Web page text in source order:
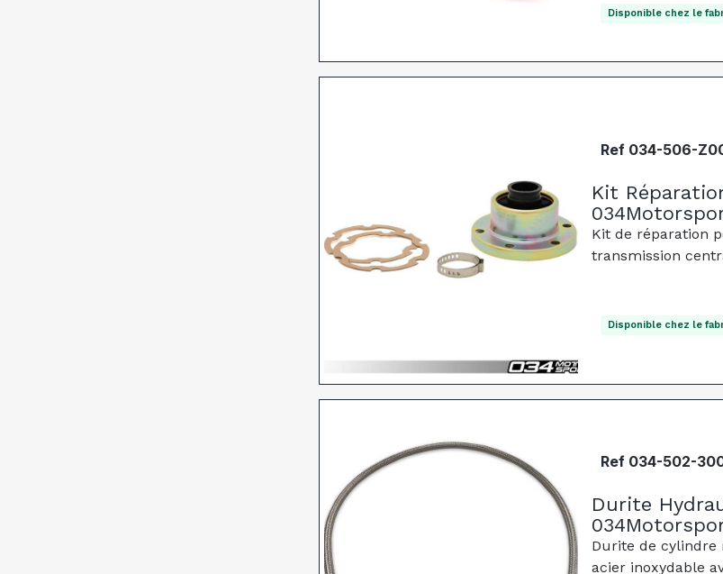
Disponible chez le
Ref 034-506-
Kit
Kit de réparation
transmission
Disponible chez le
Ref 034-502-
Durite
Durite de cylindre
acier inoxydable